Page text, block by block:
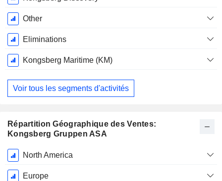
Other
Eliminations
Kongsberg Maritime (KM)
Voir tous les segments d'activités
Répartition Géographique des Ventes:
Kongsberg Gruppen ASA
Période
Fiscale:
Décembre
North America
Europe